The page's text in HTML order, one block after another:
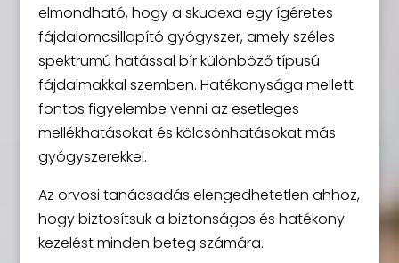
elmondható, hogy a skudexa egy ígéretes
fájdalomcsillapító gyógyszer, amely széles
spektrumú hatással bír különböző típusú
fájdalmakkal szemben. Hatékonysága mellett
fontos figyelembe venni az esetleges
mellékhatásokat és kölcsönhatásokat más
gyógyszerekkel.
Az orvosi tanácsadás elengedhetetlen ahhoz,
hogy biztosítsuk a biztonságos és hatékony
kezelést minden beteg számára.